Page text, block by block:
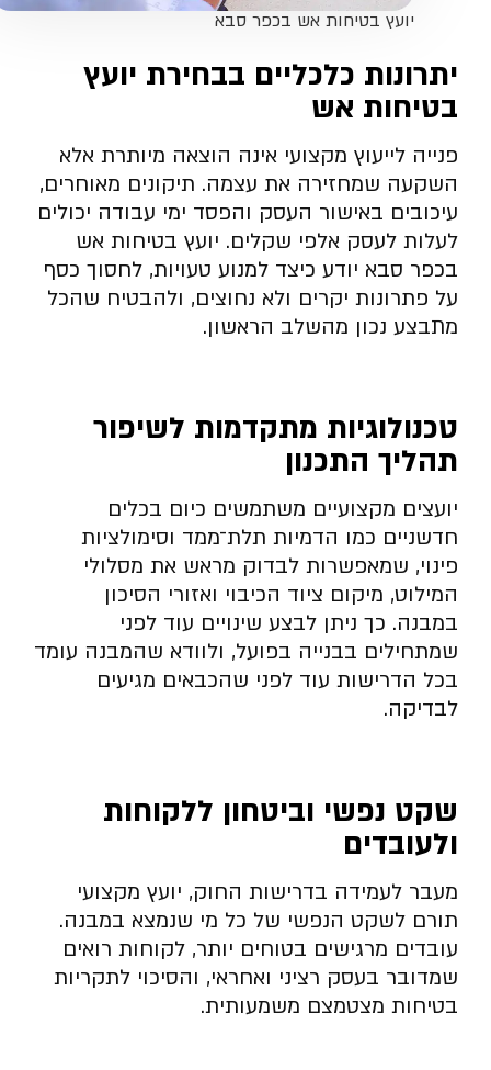
יועץ בטיחות אש בכפר סבא
יתרונות כלכליים בבחירת יועץ
בטיחות אש
פנייה לייעוץ מקצועי אינה הוצאה מיותרת אלא
השקעה שמחזירה את עצמה. תיקונים מאוחרים,
עיכובים באישור העסק והפסד ימי עבודה יכולים
לעלות לעסק אלפי שקלים. יועץ בטיחות אש
בכפר סבא יודע כיצד למנוע טעויות, לחסוך כסף
על פתרונות יקרים ולא נחוצים, ולהבטיח שהכל
מתבצע נכון מהשלב הראשון.
טכנולוגיות מתקדמות לשיפור
תהליך התכנון
יועצים מקצועיים משתמשים כיום בכלים
חדשניים כמו הדמיות תלת־ממד וסימולציות
פינוי, שמאפשרות לבדוק מראש את מסלולי
המילוט, מיקום ציוד הכיבוי ואזורי הסיכון
במבנה. כך ניתן לבצע שינויים עוד לפני
שמתחילים בבנייה בפועל, ולוודא שהמבנה עומד
בכל הדרישות עוד לפני שהכבאים מגיעים
לבדיקה.
שקט נפשי וביטחון ללקוחות
ולעובדים
מעבר לעמידה בדרישות החוק, יועץ מקצועי
תורם לשקט הנפשי של כל מי שנמצא במבנה.
עובדים מרגישים בטוחים יותר, לקוחות רואים
שמדובר בעסק רציני ואחראי, והסיכוי לתקריות
בטיחות מצטמצם משמעותית.